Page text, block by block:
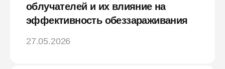
облучателей и их влияние на
эффективность обеззараживания
27.05.2026